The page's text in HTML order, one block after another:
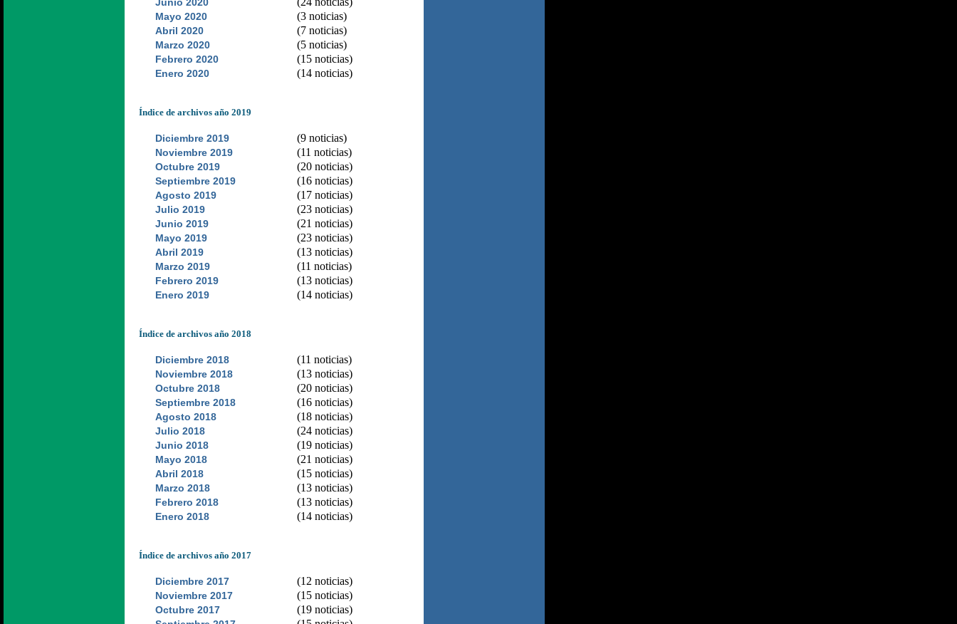
Mayo 2020 (3 noticias)
Abril 2020 (7 noticias)
Marzo 2020 (5 noticias)
Febrero 2020 (15 noticias)
Enero 2020 (14 noticias)
Índice de archivos año 2019
Diciembre 2019 (9 noticias)
Noviembre 2019 (11 noticias)
Octubre 2019 (20 noticias)
Septiembre 2019 (16 noticias)
Agosto 2019 (17 noticias)
Julio 2019 (23 noticias)
Junio 2019 (21 noticias)
Mayo 2019 (23 noticias)
Abril 2019 (13 noticias)
Marzo 2019 (11 noticias)
Febrero 2019 (13 noticias)
Enero 2019 (14 noticias)
Índice de archivos año 2018
Diciembre 2018 (11 noticias)
Noviembre 2018 (13 noticias)
Octubre 2018 (20 noticias)
Septiembre 2018 (16 noticias)
Agosto 2018 (18 noticias)
Julio 2018 (24 noticias)
Junio 2018 (19 noticias)
Mayo 2018 (21 noticias)
Abril 2018 (15 noticias)
Marzo 2018 (13 noticias)
Febrero 2018 (13 noticias)
Enero 2018 (14 noticias)
Índice de archivos año 2017
Diciembre 2017 (12 noticias)
Noviembre 2017 (15 noticias)
Octubre 2017 (19 noticias)